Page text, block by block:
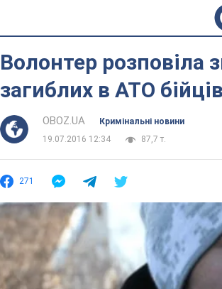
Волонтер розповіла
загиблих в АТО бійців
OBOZ.UA
Кримінальні новини
19.07.2016 12:34
87,7 т.
271